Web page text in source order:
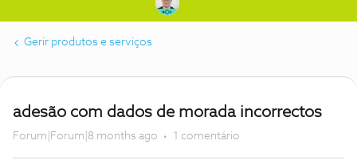
Gerir produtos e serviços
adesão com dados de morada incorrectos
Forum|Forum|8 months ago 1 comentário